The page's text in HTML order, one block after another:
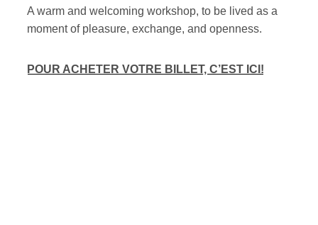
A warm and welcoming workshop, to be lived as a
moment of pleasure, exchange, and openness.
POUR ACHETER VOTRE BILLET, C’EST ICI!